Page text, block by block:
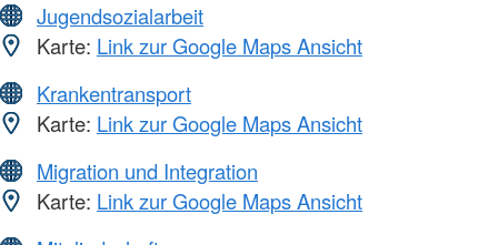
Jugendsozialarbeit
Karte: Link zur Google Maps Ansicht
Krankentransport
Karte: Link zur Google Maps Ansicht
Migration und Integration
Karte: Link zur Google Maps Ansicht